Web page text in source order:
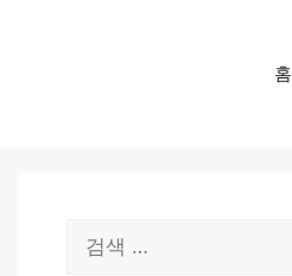
홈
색: